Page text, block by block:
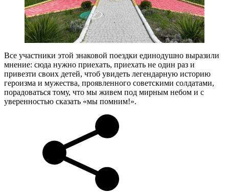
Все участники этой знаковой поездки единодушно выразили
мнение: сюда нужно приехать, приехать не один раз и
привезти своих детей, чтоб увидеть легендарную историю
героизма и мужества, проявленного советскими солдатами,
порадоваться тому, что мы живем под мирным небом и с
уверенностью сказать «мы помним!».